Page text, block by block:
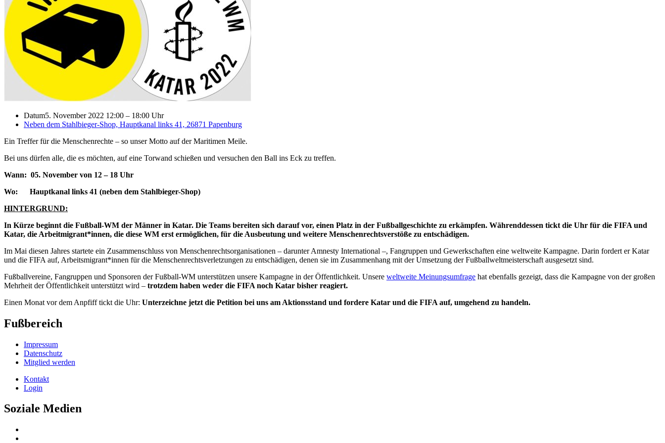
Datum5. November 2022 12:00 – 18:00 Uhr
Neben dem Stahlbieger-Shop, Hauptkanal links 41, 26871 Papenburg
Ein Treffer für die Menschenrechte – so unser Motto auf der Maritimen Meile.
Bei uns dürfen alle, die es möchten, auf eine Torwand schießen und versuchen den Ball ins Eck zu treffen.
Wann: 05. November von 12 – 18 Uhr
Wo: Hauptkanal links 41 (neben dem Stahlbieger-Shop)
HINTERGRUND:
In Kürze beginnt die Fußball-WM der Männer in Katar. Die Teams bereiten sich darauf vor, einen Platz in der Fußballgeschichte zu erkämpfen. Währenddessen tickt die Uhr für die FIFA und
Katar, die Arbeitmigrant*innen, die diese WM erst ermöglichen, für die Ausbeutung und weitere Menschenrechtsverstöße zu entschädigen.
Im Mai diesen Jahres startete ein Zusammenschluss von Menschenrechtsorganisationen – darunter Amnesty International –, Fangruppen und Gewerkschaften eine weltweite Kampagne. Darin fordert er Katar
und die FIFA auf, Arbeitsmigrant*innen für die Menschenrechtsverletzungen zu entschädigen, denen sie im Zusammenhang mit der Umsetzung der Fußballweltmeisterschaft ausgesetzt sind.
Fußballvereine, Fangruppen und Sponsoren der Fußball-WM unterstützen unsere Kampagne in der Öffentlichkeit. Unsere weltweite Meinungsumfrage hat ebenfalls gezeigt, dass die Kampagne von der großen
Mehrheit der Öffentlichkeit unterstützt wird – trotzdem haben weder die FIFA noch Katar bisher reagiert.
Einen Monat vor dem Anpfiff tickt die Uhr: Unterzeichne jetzt die Petition bei uns am Aktionsstand und fordere Katar und die FIFA auf, umgehend zu handeln.
Fußbereich
Impressum
Datenschutz
Mitglied werden
Kontakt
Login
Soziale Medien